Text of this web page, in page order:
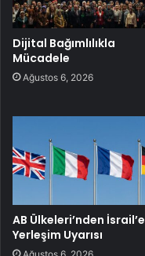
Dijital Bağımlılıkla
Mücadele
Ağustos 6, 2026
AB Ülkeleri’nden İsrail’e
Yerleşim Uyarısı